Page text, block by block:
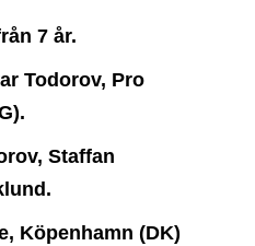
7 år.
Todorov, Pro
Staffan
Köpenhamn (DK)